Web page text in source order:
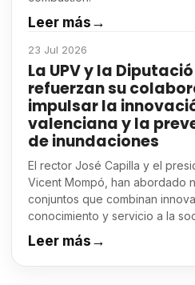
Leer más→
23 Jul 2026
La UPV y la
refuerzan su
impulsar la
valenciana y la
de inundaciones
El rector José Capilla y el
Vicent Mompó, han abordado
conjuntos que combinan
conocimiento y servicio a la
Leer más→